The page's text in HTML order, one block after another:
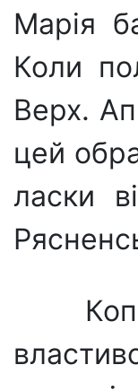
Марія
Коли
Верх.
цей
ласки